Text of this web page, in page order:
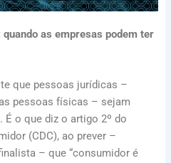
as empresas podem ter
que pessoas jurídicas –
pessoas físicas – sejam
o que diz o artigo 2º do
(CDC), ao prever –
– que “consumidor é